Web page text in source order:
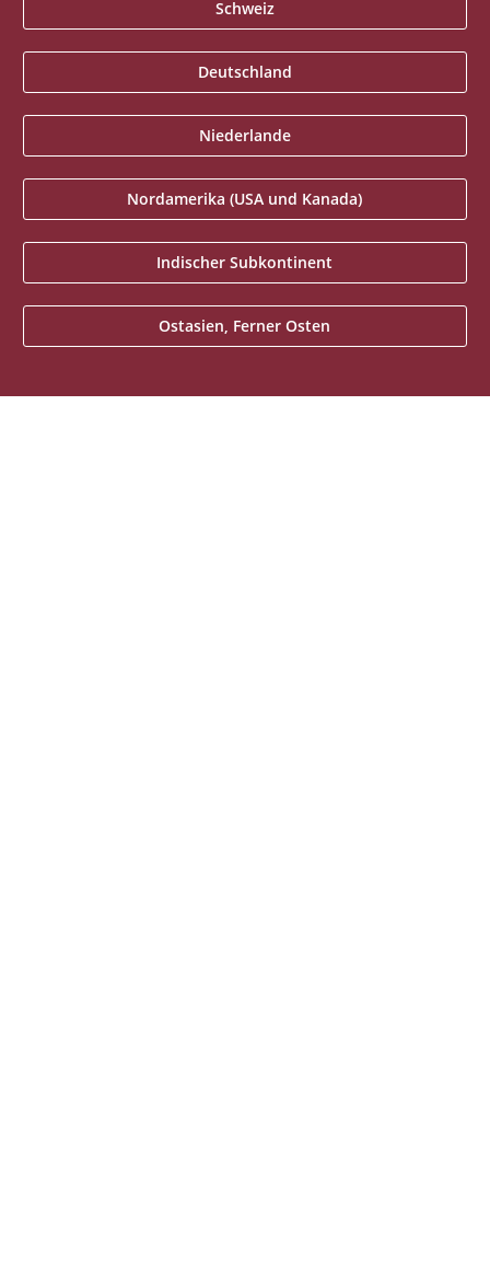
Schweiz
Deutschland
Niederlande
Nordamerika (USA und Kanada)
Indischer Subkontinent
Ostasien, Ferner Osten